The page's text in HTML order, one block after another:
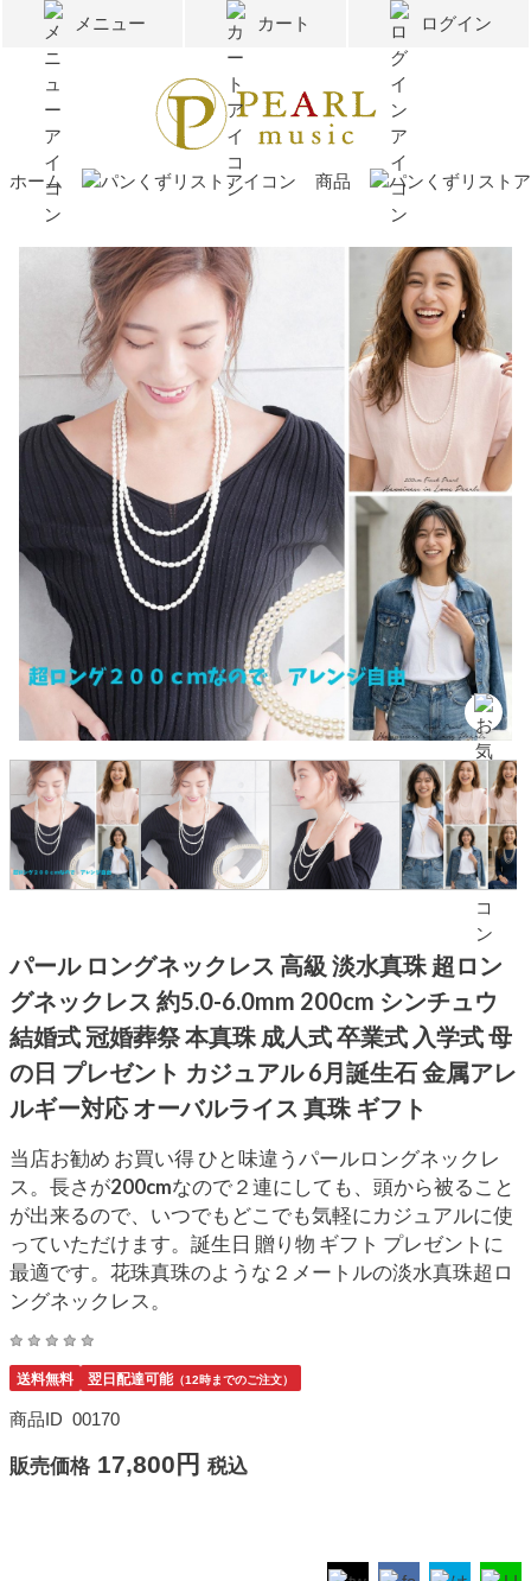
メニュー カート ログイン
ホーム 商品
パール ロングネックレス 高級 淡水真珠 超ロン
グネックレス 約5.0-6.0mm 200cm シンチュウ
結婚式 冠婚葬祭 本真珠 成人式 卒業式 入学式 母
の日 プレゼント カジュアル 6月誕生石 金属アレ
ルギー対応 オーバルライス 真珠 ギフト
当店お勧め お買い得 ひと味違うパールロングネックレ
ス。長さが200cmなので２連にしても、頭から被ること
が出来るので、いつでもどこでも気軽にカジュアルに使
っていただけます。誕生日 贈り物 ギフト プレゼントに
最適です。花珠真珠のような２メートルの淡水真珠超ロ
ングネックレス。
送料無料 翌日配達可能（12時までのご注文）
商品ID 00170
販売価格 17,800円 税込